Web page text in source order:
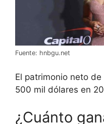
Fuente: hnbgu.net
El patrimonio neto
500 mil dólares en
¿Cuánto